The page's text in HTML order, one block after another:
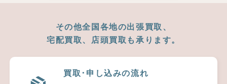
その他全国各地の出張買取、
宅配買取、店頭買取も承ります。
買取･申し込みの流れ